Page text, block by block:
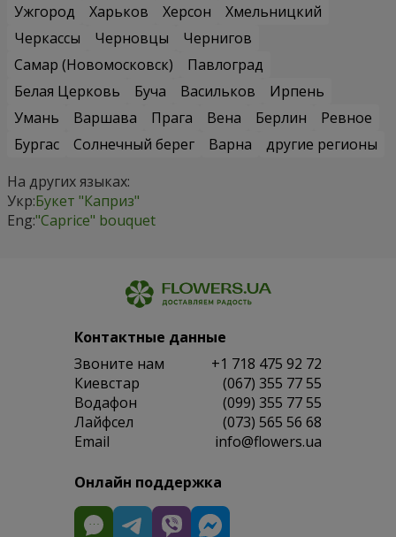
Ужгород
Харьков Херсон
Хмельницкий
Черкассы
Черновцы
Чернигов
Самар (Новомосковск)
Павлоград
Белая Церковь
Буча Васильков
Ирпень
Умань
Варшава Прага Вена Берлин
Ревное
Бургас
Солнечный берег Варна
другие регионы
На других языках:
Укр:Букет "Каприз"
Eng:"Caprice" bouquet
Контактные данные
Звоните нам
+1 718 475 92 72
Киевстар
(067) 355 77 55
Водафон
(099) 355 77 55
Лайфсел
(073) 565 56 68
Email
info@flowers.ua
Онлайн поддержка